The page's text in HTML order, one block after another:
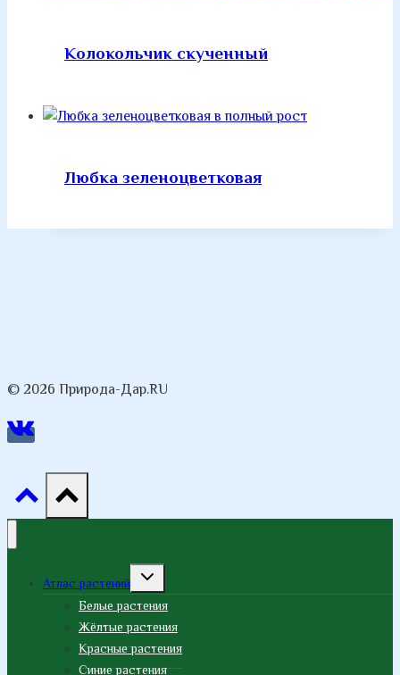
Колокольчик скученный
Любка зеленоцветковая
© 2026 Природа-Дар.RU
Атлас растений
Переключить
меню
Белые растения
Жёлтые растения
Красные растения
Синие растения